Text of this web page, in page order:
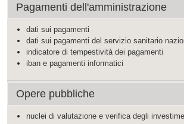
Pagamenti dell'amministrazione
dati sui pagamenti
dati sui pagamenti del servizio sanitario
indicatore di tempestività dei pagamenti
iban e pagamenti informatici
Opere pubbliche
nuclei di valutazione e verifica degli